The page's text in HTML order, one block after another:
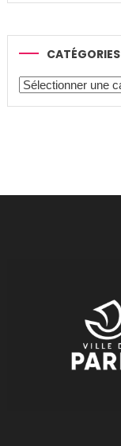
CATÉGORIES
Catégories